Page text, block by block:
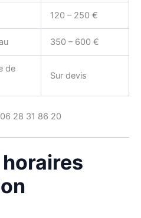
120 – 250 €
350 – 600 €
de
Sur devis
28 31 86 20